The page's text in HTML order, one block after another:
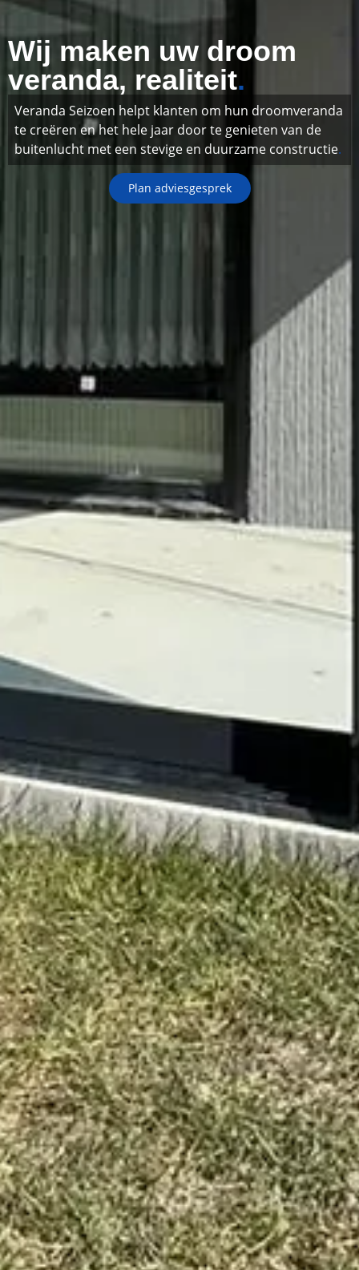
Wij maken uw droom
veranda, realiteit.
Veranda Seizoen helpt klanten om hun droomveranda
te creëren en het hele jaar door te genieten van de
buitenlucht met een stevige en duurzame constructie.
Plan adviesgesprek